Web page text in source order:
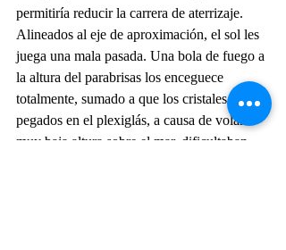
permitiría reducir la carrera de aterrizaje.
Alineados al eje de aproximación, el sol les
juega una mala pasada. Una bola de fuego a
la altura del parabrisas los enceguece
totalmente, sumado a que los cristales de sal
pegados en el plexiglás, a causa de volar a
muy baja altura sobre el mar, dificultaban